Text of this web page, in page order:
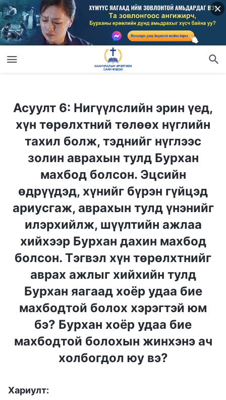
Асуулт 6: Нигүүлслийн эрин үед,
хүн төрөлхтний төлөөх нүглийн
тахил болж, тэднийг нүглээс
золин аврахын тулд Бурхан
махбод болсон. Эцсийн
өдрүүдэд, хүнийг бүрэн гүйцэд
ариусгаж, аврахын тулд үнэнийг
илэрхийлж, шүүлтийн ажлаа
хийхээр Бурхан дахин махбод
болсон. Тэгвэл хүн төрөлхтнийг
аврах ажлыг хийхийн тулд
Бурхан яагаад хоёр удаа бие
махбодтой болох хэрэгтэй юм
бэ? Бурхан хоёр удаа бие
махбодтой болохын жинхэнэ ач
холбогдол юу вэ?
Хариулт: